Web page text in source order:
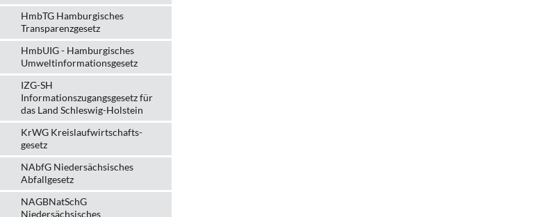
HmbTG Hamburgisches
Transparenzgesetz
HmbUIG - Hamburgisches
Umweltinformationsgesetz
IZG-SH
Informationszugangsgesetz für
das Land Schleswig-Holstein
KrWG Kreislaufwirtschafts­
gesetz
NAbfG Niedersächsisches
Abfallgesetz
NAGBNatSchG
Niedersächsisches